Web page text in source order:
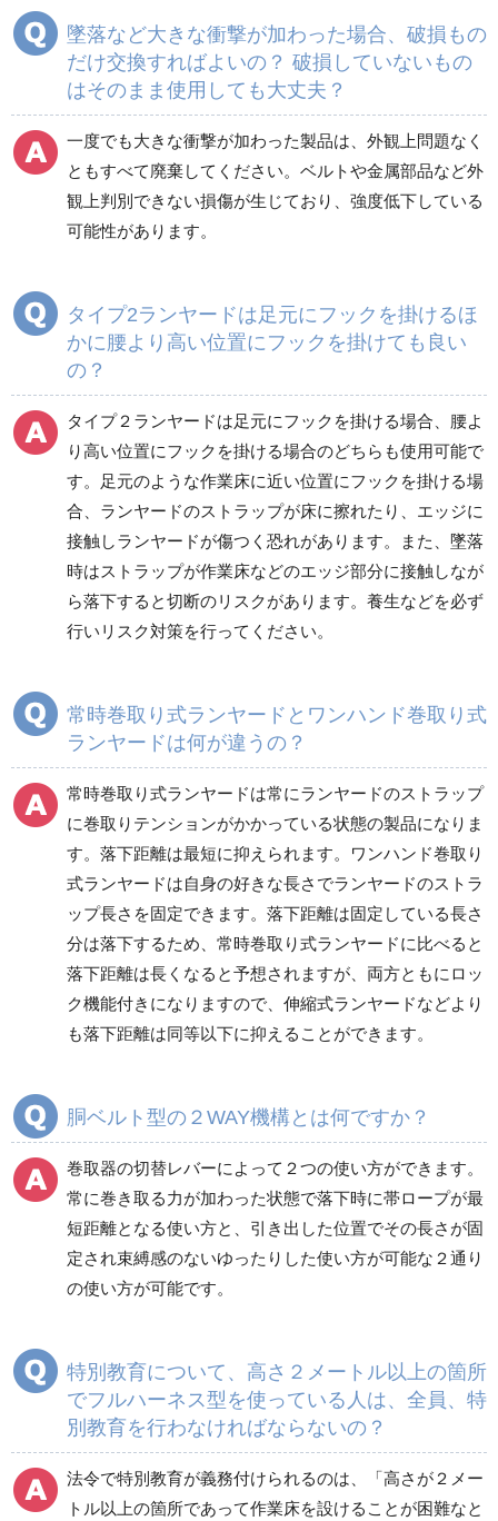
墜落など大きな衝撃が加わった場合、破損もの
だけ交換すればよいの？ 破損していないもの
はそのまま使用しても大丈夫？
一度でも大きな衝撃が加わった製品は、外観上問題なく
ともすべて廃棄してください。ベルトや金属部品など外
観上判別できない損傷が生じており、強度低下している
可能性があります。
タイプ2ランヤードは足元にフックを掛けるほ
かに腰より高い位置にフックを掛けても良い
の？
タイプ２ランヤードは足元にフックを掛ける場合、腰よ
り高い位置にフックを掛ける場合のどちらも使用可能で
す。足元のような作業床に近い位置にフックを掛ける場
合、ランヤードのストラップが床に擦れたり、エッジに
接触しランヤードが傷つく恐れがあります。また、墜落
時はストラップが作業床などのエッジ部分に接触しなが
ら落下すると切断のリスクがあります。養生などを必ず
行いリスク対策を行ってください。
常時巻取り式ランヤードとワンハンド巻取り式
ランヤードは何が違うの？
常時巻取り式ランヤードは常にランヤードのストラップ
に巻取りテンションがかかっている状態の製品になりま
す。落下距離は最短に抑えられます。ワンハンド巻取り
式ランヤードは自身の好きな長さでランヤードのストラ
ップ長さを固定できます。落下距離は固定している長さ
分は落下するため、常時巻取り式ランヤードに比べると
落下距離は長くなると予想されますが、両方ともにロッ
ク機能付きになりますので、伸縮式ランヤードなどより
も落下距離は同等以下に抑えることができます。
胴ベルト型の２WAY機構とは何ですか？
巻取器の切替レバーによって２つの使い方ができます。
常に巻き取る力が加わった状態で落下時に帯ロープが最
短距離となる使い方と、引き出した位置でその長さが固
定され束縛感のないゆったりした使い方が可能な２通り
の使い方が可能です。
特別教育について、高さ２メートル以上の箇所
でフルハーネス型を使っている人は、全員、特
別教育を行わなければならないの？
法令で特別教育が義務付けられるのは、「高さが２メー
トル以上の箇所であって作業床を設けることが困難なと